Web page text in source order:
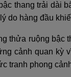
thang trải dài
do hàng đầu
thửa ruộng bậc
cảnh quan kỳ
tranh phong